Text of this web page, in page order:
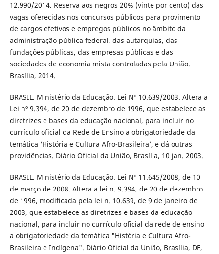
12.990/2014. Reserva aos negros 20% (vinte por cento) das
vagas oferecidas nos concursos públicos para provimento
de cargos efetivos e empregos públicos no âmbito da
administração pública federal, das autarquias, das
fundações públicas, das empresas públicas e das
sociedades de economia mista controladas pela União.
Brasília, 2014.
BRASIL. Ministério da Educação. Lei Nº 10.639/2003. Altera a
Lei nº 9.394, de 20 de dezembro de 1996, que estabelece as
diretrizes e bases da educação nacional, para incluir no
currículo oficial da Rede de Ensino a obrigatoriedade da
temática ‘História e Cultura Afro-Brasileira’, e dá outras
providências. Diário Oficial da União, Brasília, 10 jan. 2003.
BRASIL. Ministério da Educação. Lei Nº 11.645/2008, de 10
de março de 2008. Altera a lei n. 9.394, de 20 de dezembro
de 1996, modificada pela lei n. 10.639, de 9 de janeiro de
2003, que estabelece as diretrizes e bases da educação
nacional, para incluir no currículo oficial da rede de ensino
a obrigatoriedade da temática "História e Cultura Afro-
Brasileira e Indígena". Diário Oficial da União, Brasília, DF,